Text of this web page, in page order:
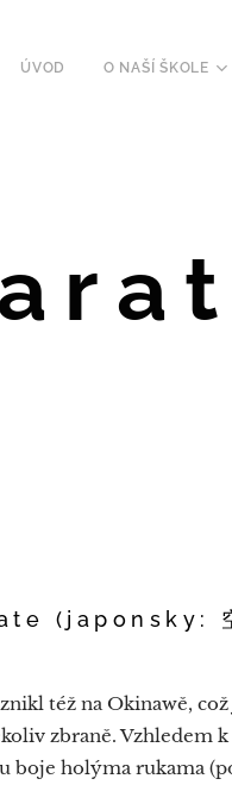
ÚVOD O NAŠÍ ŠKOLE
(japonsky:
též na Okinawě,
zbraně.
boje holýma rukama